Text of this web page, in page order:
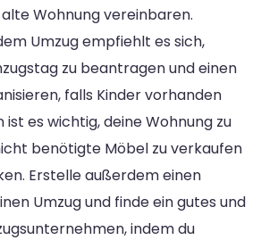
Wohnung vereinbaren.
Umzug empfiehlt es sich,
zu beantragen und einen
falls Kinder vorhanden
ist es wichtig, deine Wohnung zu
benötigte Möbel zu verkaufen
Erstelle außerdem einen
Umzug und finde ein gutes und
indem du